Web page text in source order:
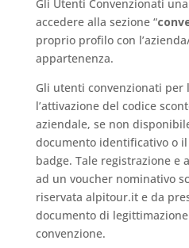
Gli Utenti Convenzionati
accedere alla sezione “
proprio profilo con
appartenenza.
Gli utenti convenzionati per
l’attivazione del codice
aziendale, se non
documento identificativo o
badge. Tale registrazione e
ad un voucher nominativo
riservata alpitour.it e da
documento di
convenzione.